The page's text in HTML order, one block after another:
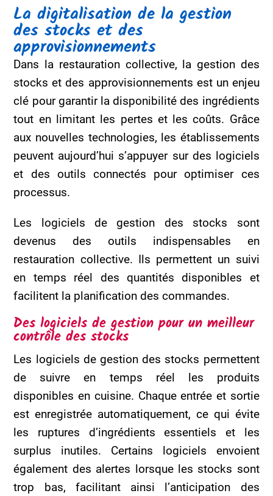
La digitalisation de la gestion
des stocks et des
approvisionnements
Dans la restauration collective, la gestion des
stocks et des approvisionnements est un enjeu
clé pour garantir la disponibilité des ingrédients
tout en limitant les pertes et les coûts. Grâce
aux nouvelles technologies, les établissements
peuvent aujourd’hui s’appuyer sur des logiciels
et des outils connectés pour optimiser ces
processus.
Les logiciels de gestion des stocks sont
devenus des outils indispensables en
restauration collective. Ils permettent un suivi
en temps réel des quantités disponibles et
facilitent la planification des commandes.
Des logiciels de gestion pour un meilleur
contrôle des stocks
Les logiciels de gestion des stocks permettent
de suivre en temps réel les produits
disponibles en cuisine. Chaque entrée et sortie
est enregistrée automatiquement, ce qui évite
les ruptures d’ingrédients essentiels et les
surplus inutiles. Certains logiciels envoient
également des alertes lorsque les stocks sont
trop bas, facilitant ainsi l’anticipation des